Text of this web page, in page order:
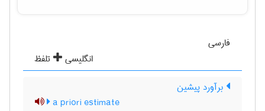
فارسی
انگلیسی
تلفظ
برآورد پیشین
a priori estimate